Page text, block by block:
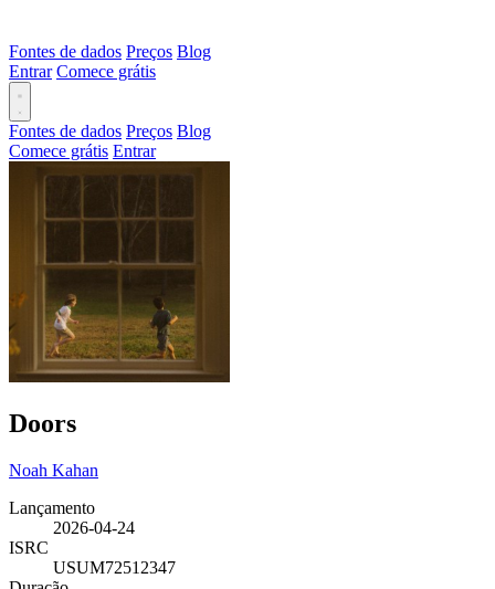
Fontes de dados Preços Blog
Entrar Comece grátis
Fontes de dados Preços Blog
Comece grátis Entrar
Doors
Noah Kahan
Lançamento
2026-04-24
ISRC
USUM72512347